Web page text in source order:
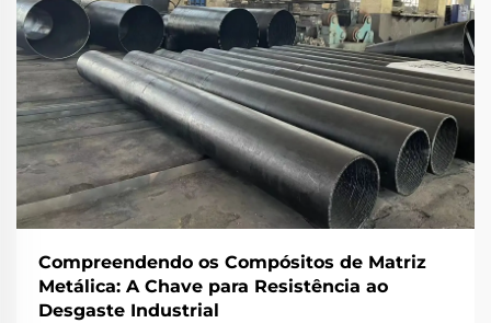
Compreendendo os Compósitos de Matriz
Metálica: A Chave para Resistência ao
Desgaste Industrial